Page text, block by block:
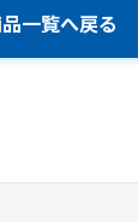
一覧へ戻る